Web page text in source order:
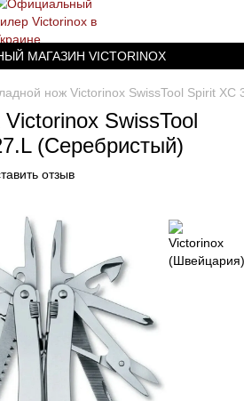
МАГАЗИН VICTORINOX
нож Victorinox SwissTool Spirit XC
SwissTool
(Серебристый)
отзыв